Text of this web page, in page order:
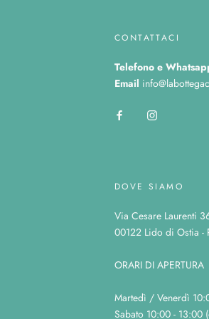
CONTATTACI
Telefono e
Email
DOVE SIAMO
Via Cesare Laurenti
00122 Lido di Ostia -
ORARI DI APERTURA
Martedì / Venerdì
Sabato 10:00 - 13:00